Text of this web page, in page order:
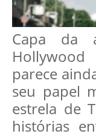
Capa da
Hollywood
parece
seu papel
estrela de
histórias